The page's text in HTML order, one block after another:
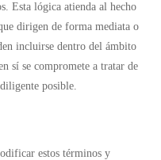
Esta lógica atienda al hecho
dirigen de forma mediata o
incluirse dentro del ámbito
sí se compromete a tratar de
posible.
estos términos y